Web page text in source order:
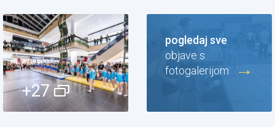
+27
pogledaj sve
objave s
fotogalerijom